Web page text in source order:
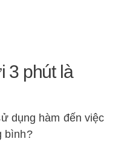
3 phút là
dụng hàm đến việc
bình?